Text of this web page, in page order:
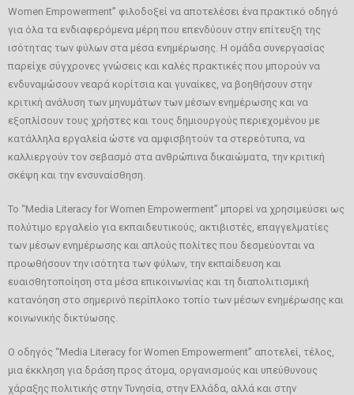
Women Empowerment” φιλοδοξεί να αποτελέσει ένα πρακτικό οδηγό
για όλα τα ενδιαφερόμενα μέρη που επενδύουν στην επίτευξη της
ισότητας των φύλων στα μέσα ενημέρωσης. Η ομάδα συνεργασίας
παρείχε σύγχρονες γνώσεις και καλές πρακτικές που μπορούν να
ενδυναμώσουν νεαρά κορίτσια και γυναίκες, να βοηθήσουν στην
κριτική ανάλυση των μηνυμάτων των μέσων ενημέρωσης και να
εξοπλίσουν τους χρήστες και τους δημιουργούς περιεχομένου με
κατάλληλα εργαλεία ώστε να αμφισβητούν τα στερεότυπα, να
καλλιεργούν τον σεβασμό στα ανθρώπινα δικαιώματα, την κριτική
σκέψη και την ενσυναίσθηση.
Το “Media Literacy for Women Empowerment” μπορεί να χρησιμεύσει ως
πολύτιμο εργαλείο για εκπαιδευτικούς, ακτιβιστές, επαγγελματίες
των μέσων ενημέρωσης και απλούς πολίτες που δεσμεύονται να
προωθήσουν την ισότητα των φύλων, την εκπαίδευση και
ευαισθητοποίηση στα μέσα επικοινωνίας και τη διαπολιτισμική
κατανόηση στο σημερινό περίπλοκο τοπίο των μέσων ενημέρωσης και
κοινωνικής δικτύωσης.
Ο οδηγός “Media Literacy for Women Empowerment” αποτελεί, τέλος,
μια έκκληση για δράση προς άτομα, οργανισμούς και υπεύθυνους
χάραξης πολιτικής στην Τυνησία, στην Ελλάδα, αλλά και στην